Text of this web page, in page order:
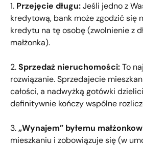
1. Przejęcie długu:Jeśli jedno z
kredytową, bank może zgodzić się
kredytu na tę osobę (zwolnienie z
małżonka).
2.Sprzedaż nieruchomości:To
rozwiązanie. Sprzedajecie
całości, a nadwyżką gotówki
definitywnie kończy wspólne
3.„Wynajem” byłemu
mieszkaniu i zobowiązuje się (w